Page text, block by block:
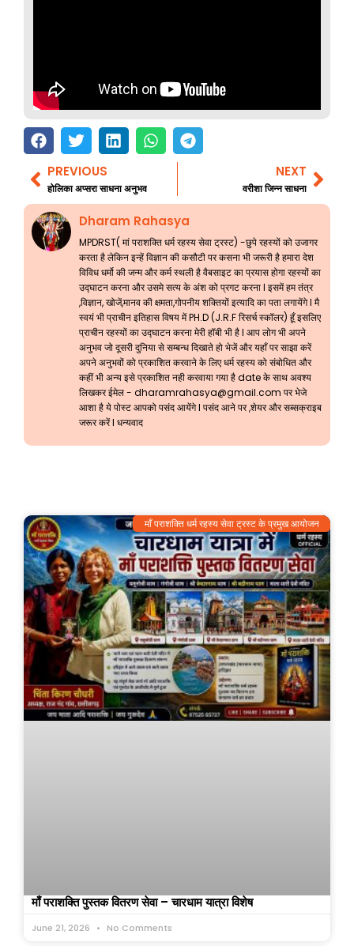
Prev
PREVIOUS
होलिका अप्सरा साधना अनुभव
NEXT
वरीशा जिन्न साधना
Dharam Rahasya
MPDRST( मां पराशक्ति धर्म रहस्य सेवा ट्रस्ट) -छुपे रहस्यों को उजागर
करता है लेकिन इन्हें विज्ञान की कसौटी पर कसना भी जरूरी है हमारा देश
विविध धर्मो की जन्म और कर्म स्थली है वैबसाइट का प्रयास होगा रहस्यों का
उद्घाटन करना और उसमे सत्य के अंश को प्रगट करना l इसमें हम तंत्र
,विज्ञान, खोजें,मानव की क्षमता,गोपनीय शक्तियों इत्यादि का पता लगायेंगे l मै
स्वयं भी प्राचीन इतिहास विषय में PH.D (J.R.F रिसर्च स्कॉलर) हूँ इसलिए
प्राचीन रहस्यों का उद्घाटन करना मेरी हॉबी भी है l आप लोग भी अपने
अनुभव जो दूसरी दुनिया से सम्बन्ध दिखाते हो भेजें और यहाँ पर साझा करें
अपने अनुभवों को प्रकाशित करवाने के लिए धर्म रहस्य को संबोधित और
कहीं भी अन्य इसे प्रकाशित नही करवाया गया है date के साथ अवश्य
लिखकर ईमेल - dharamrahasya@gmail.com पर भेजे
आशा है ये पोस्ट आपको पसंद आयेंगे l पसंद आने पर ,शेयर और सब्सक्राइब
जरूर करें l धन्यवाद
माँ पराशक्ति धर्म रहस्य सेवा ट्रस्ट के प्रमुख आयोजन
माँ पराशक्ति पुस्तक वितरण सेवा – चारधाम यात्रा विशेष
June 21, 2026 No Comments